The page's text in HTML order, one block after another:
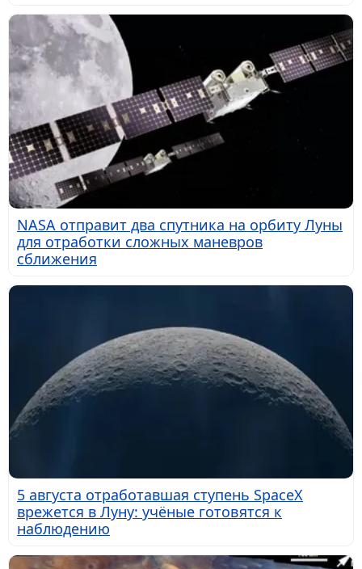
NASA отправит два спутника на орбиту Луны
для отработки сложных маневров
сближения
5 августа отработавшая ступень SpaceX
врежется в Луну: учёные готовятся к
наблюдению